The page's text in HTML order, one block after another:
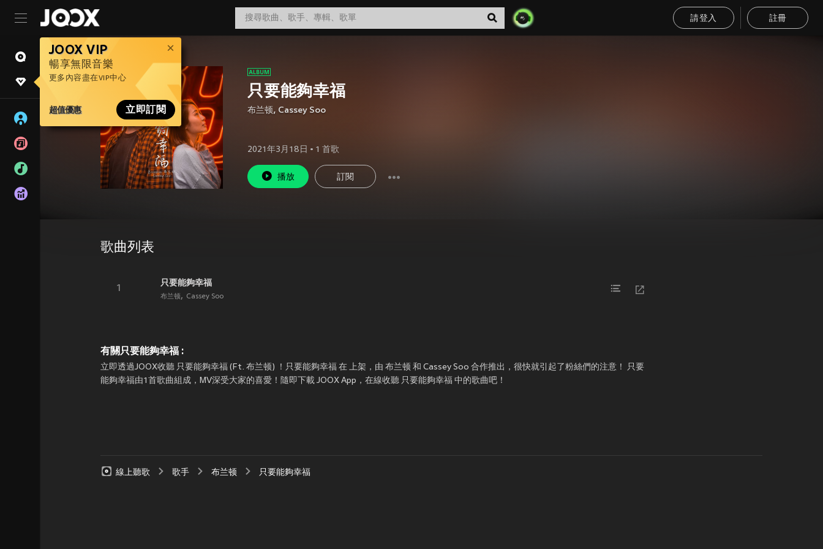
請登入 註冊
JOOX VIP
暢享無限音樂
更多內容盡在VIP中心
超值優惠 立即訂閱
只要能夠幸福
布兰顿, Cassey Soo
2021年3月18日 • 1 首歌
播放 訂閱
歌曲列表
1
只要能夠幸福
布兰顿 Cassey Soo
有關只要能夠幸福 :
立即透過JOOX收聽 只要能夠幸福 (Ft. 布兰顿) ！只要能夠幸福 在 上架，由 布兰顿 和 Cassey Soo 合作推出，很快就引起了粉絲們的注意！ 只要
能夠幸福由1首歌曲組成，MV深受大家的喜愛！隨即下載 JOOX App，在線收聽 只要能夠幸福 中的歌曲吧！
線上聽歌 歌手 布兰顿 只要能夠幸福